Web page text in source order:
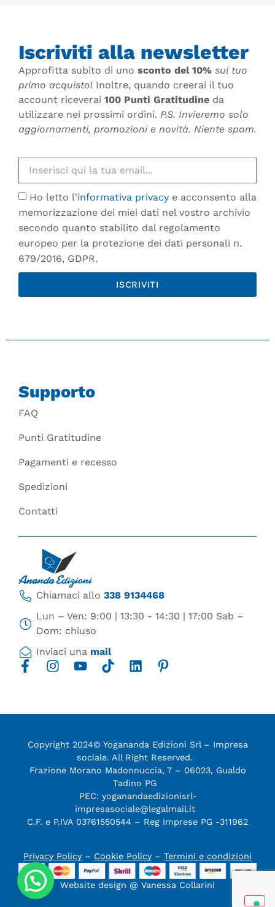
Iscriviti alla newsletter
Approfitta subito di uno sconto del 10% sul tuo
primo acquisto! Inoltre, quando creerai il tuo
account riceverai 100 Punti Gratitudine da
utilizzare nei prossimi ordini. P.S. Invieremo solo
aggiornamenti, promozioni e novità. Niente spam.
Ho letto l'informativa privacy e acconsento alla
memorizzazione dei miei dati nel vostro archivio
secondo quanto stabilito dal regolamento
europeo per la protezione dei dati personali n.
679/2016, GDPR.
ISCRIVITI
Chiamaci allo 338 9134468
Lun – Ven: 9:00 | 13:30 - 14:30 | 17:00 Sab –
Dom: chiuso
Inviaci una mail
Supporto
FAQ
Punti Gratitudine
Pagamenti e recesso
Spedizioni
Contatti
Copyright 2024© Yogananda Edizioni Srl – Impresa
sociale. All Right Reserved.
Frazione Morano Madonnuccia, 7 – 06023, Gualdo
Tadino PG
PEC: yoganandaedizionisrl-
impresasociale@legalmail.it
C.F. e P.IVA 03761550544 – Reg Imprese PG -311962
Privacy Policy – Cookie Policy – Termini e condizioni
Website design @ Vanessa Collarini